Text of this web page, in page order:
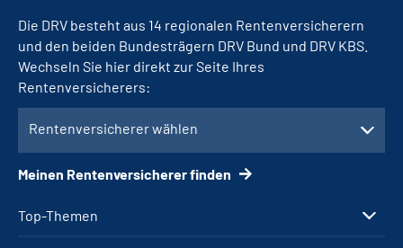
Top-Themen
Die DRV besteht aus 14 regionalen Rentenversicherern
und den beiden Bundesträgern DRV Bund und DRV KBS.
Wechseln Sie hier direkt zur Seite Ihres
Rentenversicherers:
Rentenversicherer wählen
Meinen Rentenversicherer finden